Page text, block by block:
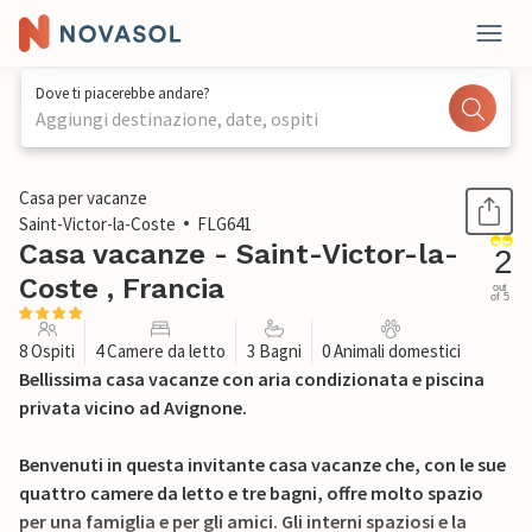
Dove ti piacerebbe andare?
Aggiungi destinazione, date, ospiti
1 / 31
Casa per vacanze
Saint-Victor-la-Coste
FLG641
Casa vacanze - Saint-Victor-la-
Coste , Francia
2
out
of 5
8 Ospiti 4 Camere da letto 3 Bagni 0 Animali domestici
Bellissima casa vacanze con aria condizionata e piscina
privata vicino ad Avignone.
Benvenuti in questa invitante casa vacanze che, con le sue
quattro camere da letto e tre bagni, offre molto spazio
per una famiglia e per gli amici. Gli interni spaziosi e la